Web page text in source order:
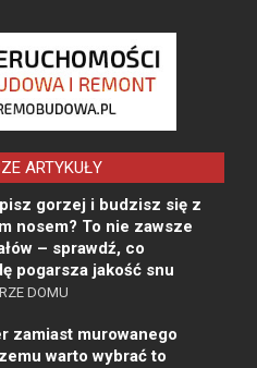
ARTYKUŁY
gorzej i budzisz się z
nosem? To nie zawsze
– sprawdź, co
pogarsza jakość snu
DOMU
zamiast murowanego
warto wybrać to